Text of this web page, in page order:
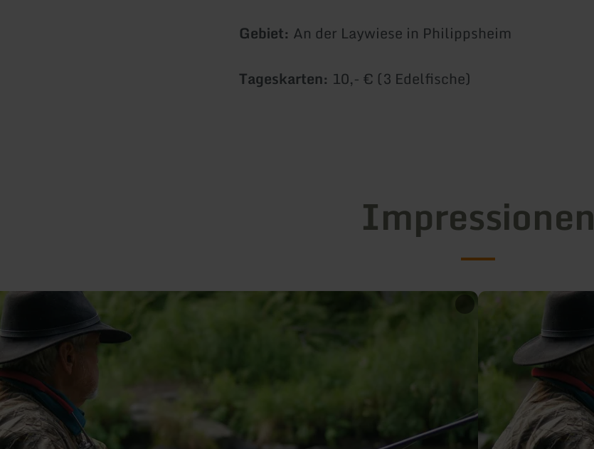
Gebiet: An der Laywiese in Philippsheim
Tageskarten: 10,- € (3 Edelfische)
Impressionen